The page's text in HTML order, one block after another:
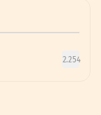
2.254